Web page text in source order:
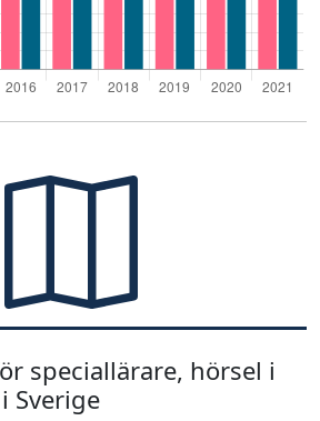
speciallärare, hörsel i
Sverige